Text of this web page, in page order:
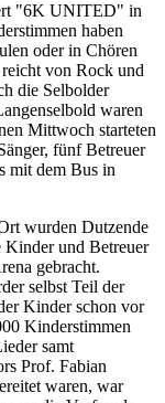
"6K UNITED" in
haben
oder in Chören
von Rock und
die Selbolder
waren
Mittwoch starteten
fünf Betreuer
mit dem Bus in
wurden Dutzende
Kinder und Betreuer
gebracht.
selbst Teil der
Kinder schon vor
Kinderstimmen
samt
Prof. Fabian
waren, war